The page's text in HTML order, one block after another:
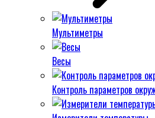
Мультиметры
Весы
Контроль параметров